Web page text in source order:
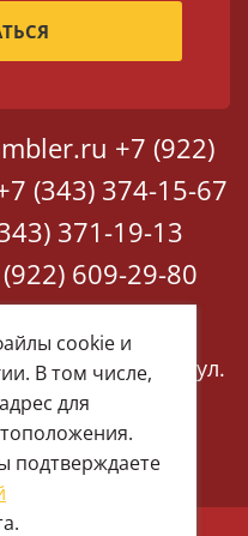
+7 (922)
(343) 374-15-67
371-19-13
609-29-80
2
Екатеринбург, ул.
76
cookie и
В том числе,
для
подтверждаете